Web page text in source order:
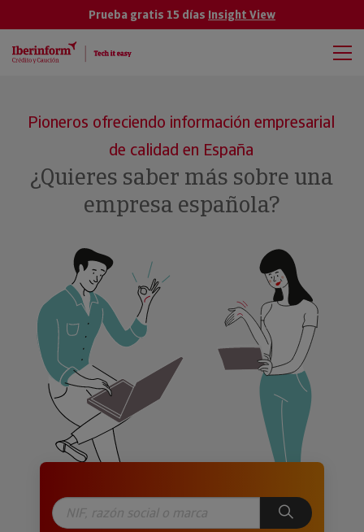
Prueba gratis 15 días Insight View
Pioneros ofreciendo información empresarial
de calidad en España
¿Quieres saber más sobre una
empresa española?